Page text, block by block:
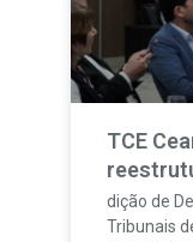
TCE
dição de
Tribunais